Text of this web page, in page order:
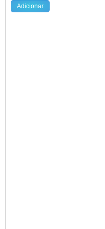
Adicionar